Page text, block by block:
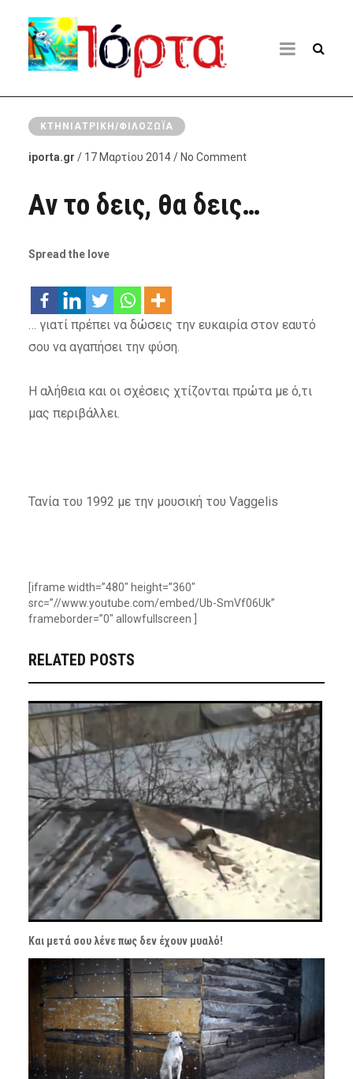
ΚΤΗΝΙΑΤΡΙΚΉ/ΦΙΛΟΖΩΪ́Α
iporta.gr / 17 Μαρτίου 2014 / No Comment
Αν το δεις, θα δεις…
Spread the love
… γιατί πρέπει να δώσεις την ευκαιρία στον εαυτό
σου να αγαπήσει την φύση.
Η αλήθεια και οι σχέσεις χτίζονται πρώτα με ό,τι
μας περιβάλλει.
Τανία του 1992 με την μουσική του Vaggelis
[iframe width=”480″ height=”360″
src=”//www.youtube.com/embed/Ub-SmVf06Uk”
frameborder=”0″ allowfullscreen ]
RELATED POSTS
Και μετά σου λένε πως δεν έχουν μυαλό!